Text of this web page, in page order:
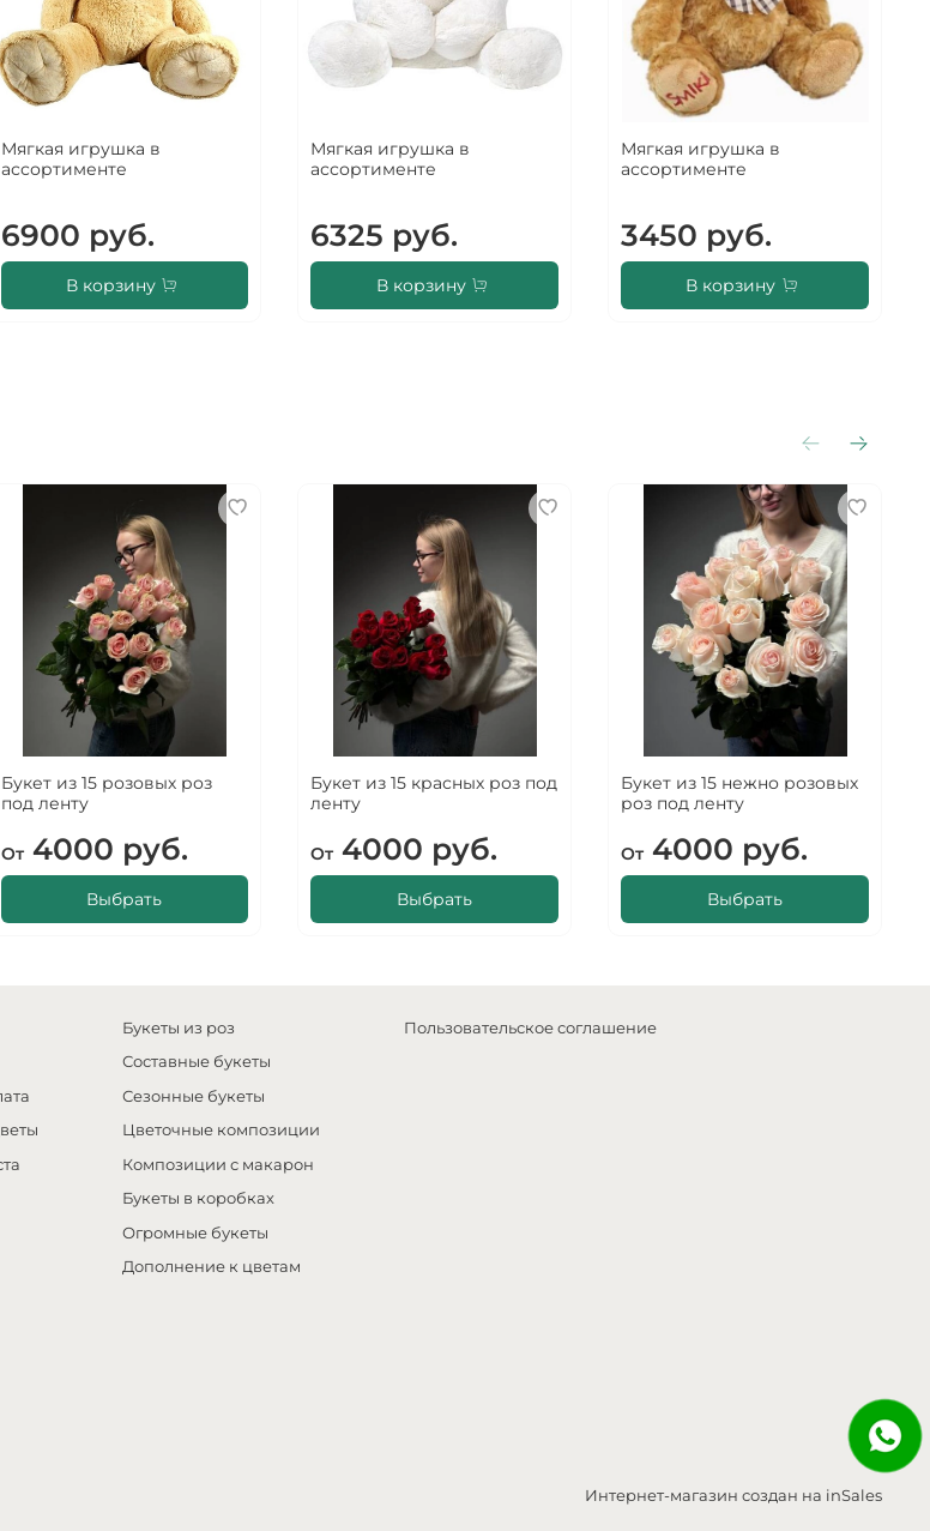
Мягкая игрушка в
ассортименте
6900 руб.
В корзину
Мягкая игрушка в
ассортименте
6325 руб.
В корзину
Мягкая игрушка в
ассортименте
3450 руб.
В корзину
Букет из 15 розовых роз
под ленту
От4000 руб.
Выбрать
Букет из 15 красных роз под
ленту
От 4000 руб.
Выбрать
Букет из 15 нежно розовых
роз под ленту
От 4000 руб.
Выбрать
Букеты из роз
Составные букеты
Сезонные букеты
Цветочные композиции
Композиции с макарон
Букеты в коробках
Огромные букеты
Дополнение к цветам
Пользовательское соглашение
Интернет-магазин создан на inSales